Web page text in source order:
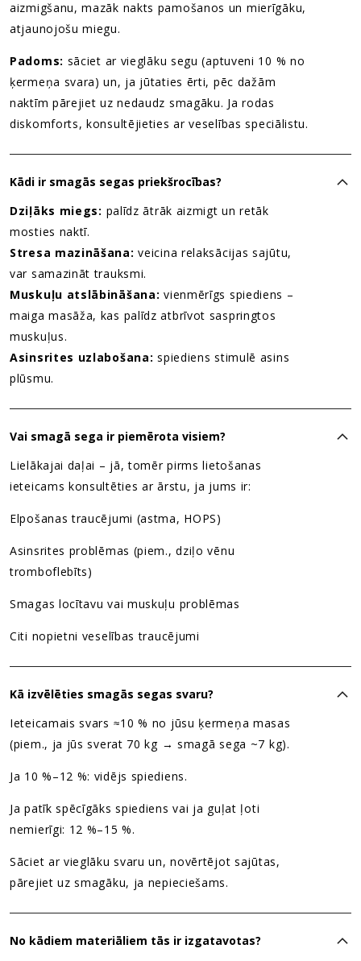
aizmigšanu, mazāk nakts pamošanos un mierīgāku,
atjaunojošu miegu.
Padoms: sāciet ar vieglāku segu (aptuveni 10 % no
ķermeņa svara) un, ja jūtaties ērti, pēc dažām
naktīm pārejiet uz nedaudz smagāku. Ja rodas
diskomforts, konsultējieties ar veselības speciālistu.
Kādi ir smagās segas priekšrocības?
Dziļāks miegs: palīdz ātrāk aizmigt un retāk
mosties naktī.
Stresa mazināšana: veicina relaksācijas sajūtu,
var samazināt trauksmi.
Muskuļu atslābināšana: vienmērīgs spiediens –
maiga masāža, kas palīdz atbrīvot saspringtos
muskuļus.
Asinsrites uzlabošana: spiediens stimulē asins
plūsmu.
Vai smagā sega ir piemērota visiem?
Lielākajai daļai – jā, tomēr pirms lietošanas
ieteicams konsultēties ar ārstu, ja jums ir:
Elpošanas traucējumi (astma, HOPS)
Asinsrites problēmas (piem., dziļo vēnu
tromboflebīts)
Smagas locītavu vai muskuļu problēmas
Citi nopietni veselības traucējumi
Kā izvēlēties smagās segas svaru?
Ieteicamais svars ≈10 % no jūsu ķermeņa masas
(piem., ja jūs sverat 70 kg → smagā sega ~7 kg).
Ja 10 %–12 %: vidējs spiediens.
Ja patīk spēcīgāks spiediens vai ja guļat ļoti
nemierīgi: 12 %–15 %.
Sāciet ar vieglāku svaru un, novērtējot sajūtas,
pārejiet uz smagāku, ja nepieciešams.
No kādiem materiāliem tās ir izgatavotas?